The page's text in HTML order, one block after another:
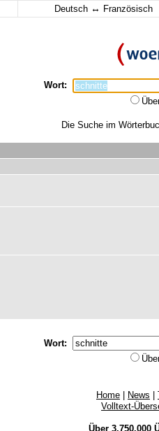
Deutsch ↔ Französisch
Wort:
Die Suche im
Wort:
Home News
Volltext-
Über 3.750.000